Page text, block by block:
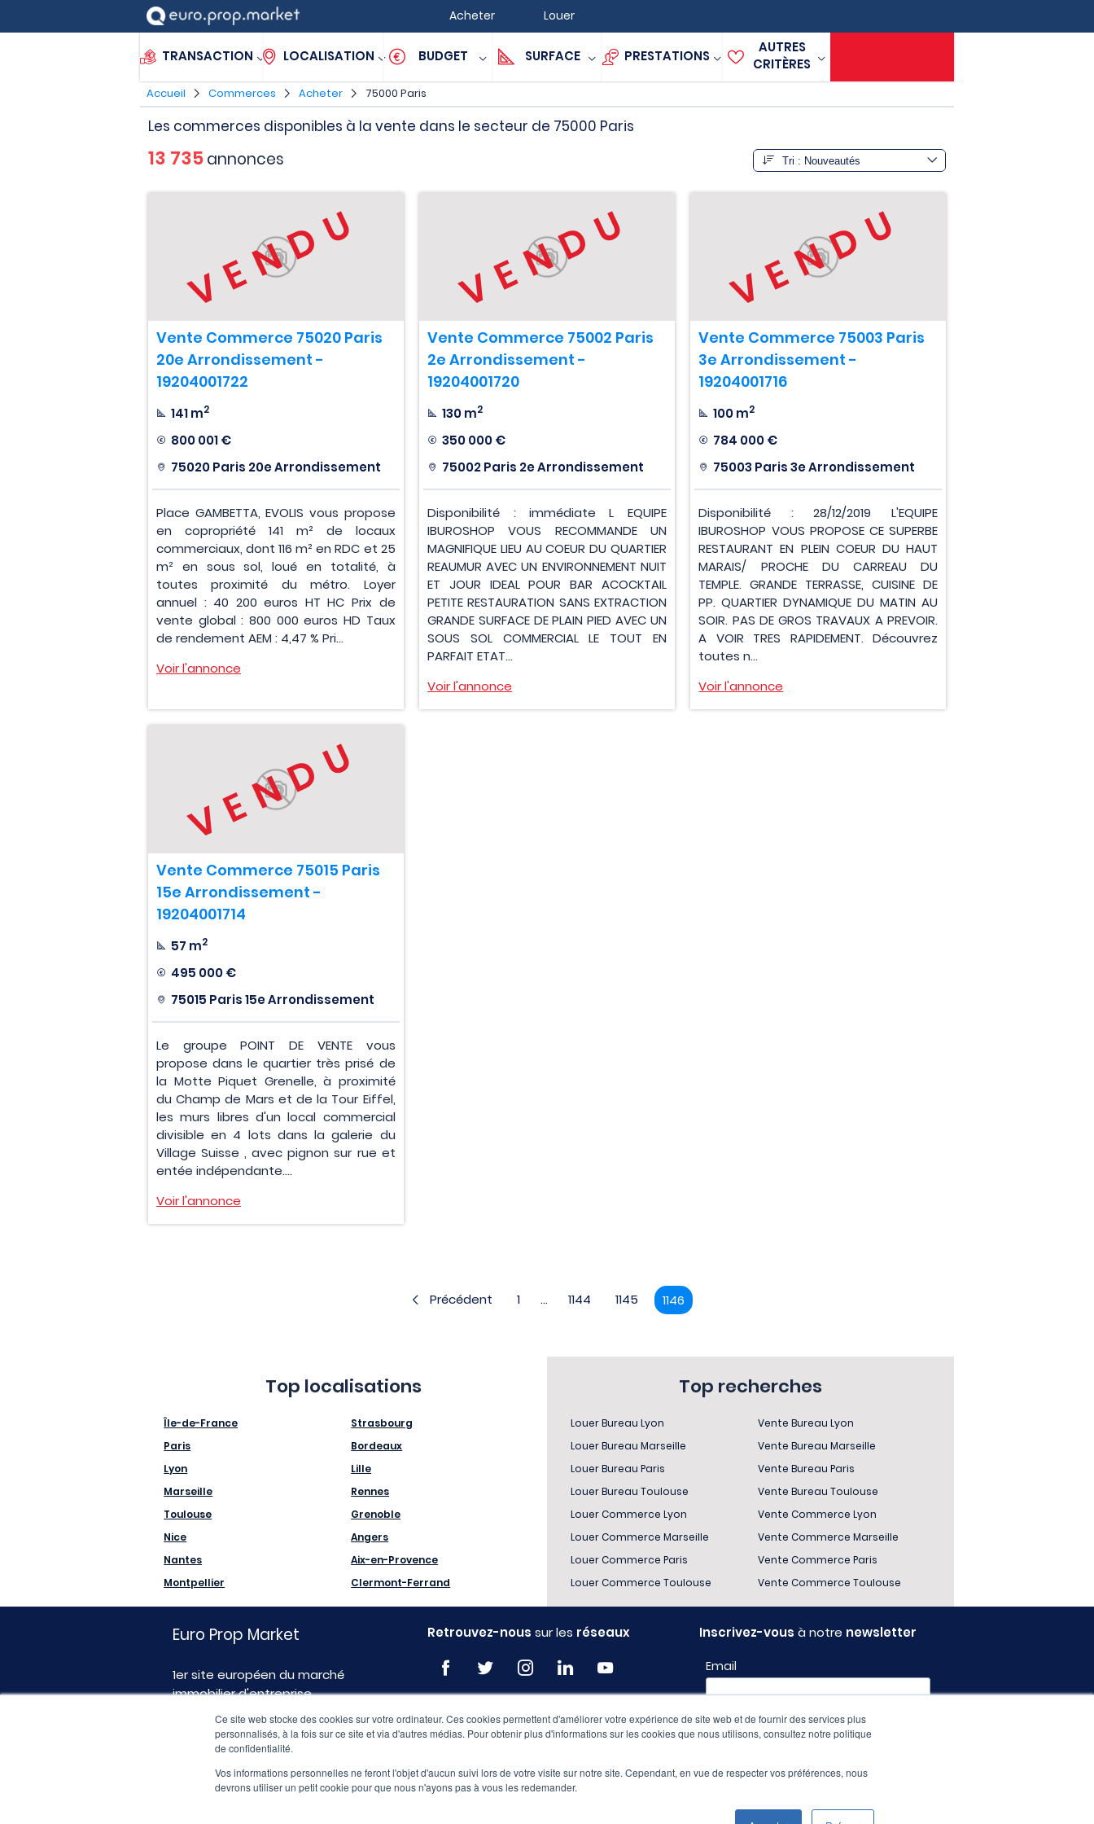
Ce site web stocke des cookies sur votre ordinateur. Ces cookies permettent d'améliorer votre expérience de site web et de fournir des services plus
personnalisés, à la fois sur ce site et via d'autres médias. Pour obtenir plus d'informations sur les cookies que nous utilisons, consultez notre politique
de confidentialité.
Vos informations personnelles ne feront l'objet d'aucun suivi lors de votre visite sur notre site. Cependant, en vue de respecter vos préférences, nous
devrons utiliser un petit cookie pour que nous n'ayons pas à vous les redemander.
Acheter Louer
TRANSACTION LOCALISATION BUDGET SURFACE PRESTATIONS
AUTRES
CRITÈRES
Accueil Commerces Acheter 75000 Paris
Les commerces disponibles à la vente dans le secteur de 75000 Paris
13 735annonces
VENDU
Vente Commerce 75020 Paris
20e Arrondissement -
19204001722
141 m2
800 001 €
75020 Paris 20e Arrondissement
Place GAMBETTA, EVOLIS vous propose
en copropriété 141 m² de locaux
commerciaux, dont 116 m² en RDC et 25
m² en sous sol, loué en totalité, à
toutes proximité du métro. Loyer
annuel : 40 200 euros HT HC Prix de
vente global : 800 000 euros HD Taux
de rendement AEM : 4,47 % Pri...
Voir l'annonce
VENDU
Vente Commerce 75002 Paris
2e Arrondissement -
19204001720
130 m2
350 000 €
75002 Paris 2e Arrondissement
Disponibilité : immédiate L EQUIPE
IBUROSHOP VOUS RECOMMANDE UN
MAGNIFIQUE LIEU AU COEUR DU QUARTIER
REAUMUR AVEC UN ENVIRONNEMENT NUIT
ET JOUR IDEAL POUR BAR ACOCKTAIL
PETITE RESTAURATION SANS EXTRACTION
GRANDE SURFACE DE PLAIN PIED AVEC UN
SOUS SOL COMMERCIAL LE TOUT EN
PARFAIT ETAT...
Voir l'annonce
VENDU
Vente Commerce 75003 Paris
3e Arrondissement -
19204001716
100 m2
784 000 €
75003 Paris 3e Arrondissement
Disponibilité : 28/12/2019 L'EQUIPE
IBUROSHOP VOUS PROPOSE CE SUPERBE
RESTAURANT EN PLEIN COEUR DU HAUT
MARAIS/ PROCHE DU CARREAU DU
TEMPLE. GRANDE TERRASSE, CUISINE DE
PP. QUARTIER DYNAMIQUE DU MATIN AU
SOIR. PAS DE GROS TRAVAUX A PREVOIR.
A VOIR TRES RAPIDEMENT. Découvrez
toutes n...
Voir l'annonce
VENDU
Vente Commerce 75015 Paris
15e Arrondissement -
19204001714
57 m2
495 000 €
75015 Paris 15e Arrondissement
Le groupe POINT DE VENTE vous
propose dans le quartier très prisé de
la Motte Piquet Grenelle, à proximité
du Champ de Mars et de la Tour Eiffel,
les murs libres d'un local commercial
divisible en 4 lots dans la galerie du
Village Suisse , avec pignon sur rue et
entée indépendante....
Voir l'annonce
Précédent 1 ... 1144 1145 1146
Top localisations
Île-de-France
Paris
Lyon
Marseille
Toulouse
Nice
Nantes
Montpellier
Strasbourg
Bordeaux
Lille
Rennes
Grenoble
Angers
Aix-en-Provence
Clermont-Ferrand
Top recherches
Louer Bureau Lyon
Louer Bureau Marseille
Louer Bureau Paris
Louer Bureau Toulouse
Louer Commerce Lyon
Louer Commerce Marseille
Louer Commerce Paris
Louer Commerce Toulouse
Vente Bureau Lyon
Vente Bureau Marseille
Vente Bureau Paris
Vente Bureau Toulouse
Vente Commerce Lyon
Vente Commerce Marseille
Vente Commerce Paris
Vente Commerce Toulouse
Euro Prop Market
1er site européen du marché
immobilier d'entreprise
Retrouvez-nous sur les réseaux Inscrivez-vous à notre newsletter
Email
Profil